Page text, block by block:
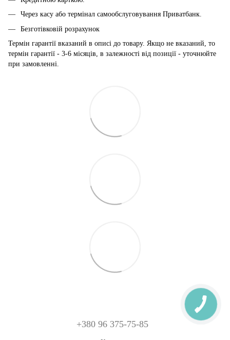
Через касу або термінал самообслуговування Приватбанк.
Безготівковій розрахунок
Термін гарантії вказаний в описі до товару. Якщо не вказаний, то
термін гарантії - 3-6 місяців, в залежності від позиції - уточнюйте
при замовленні.
+380 96 375-75-85